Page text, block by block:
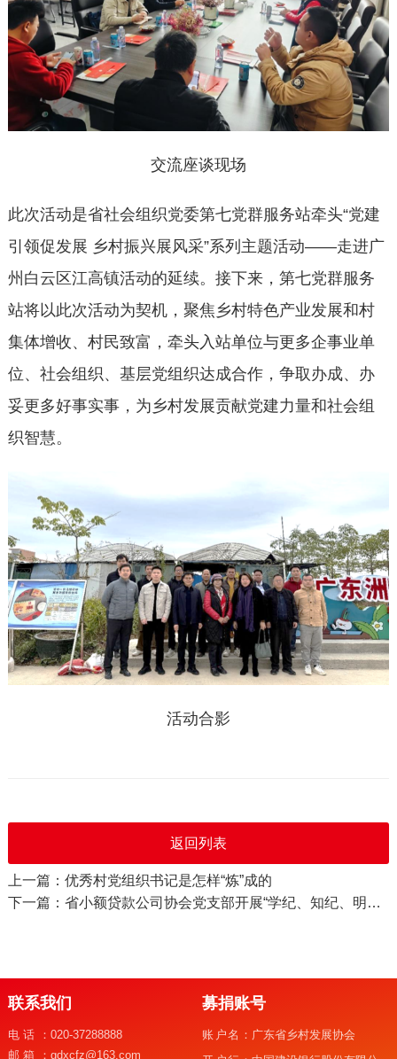
交流座谈现场
此次活动是省社会组织党委第七党群服务站牵头“党建
引领促发展 乡村振兴展风采”系列主题活动——走进广
州白云区江高镇活动的延续。接下来，第七党群服务
站将以此次活动为契机，聚焦乡村特色产业发展和村
集体增收、村民致富，牵头入站单位与更多企事业单
位、社会组织、基层党组织达成合作，争取办成、办
妥更多好事实事，为乡村发展贡献党建力量和社会组
织智慧。
活动合影
返回列表
上一篇：优秀村党组织书记是怎样“炼”成的
下一篇：省小额贷款公司协会党支部开展“学纪、知纪、明纪、守纪”主题纪律教育学习
联系我们
电话： 020-37288888
邮箱： gdxcfz@163.com
募捐账号
账户名： 广东省乡村发展协会